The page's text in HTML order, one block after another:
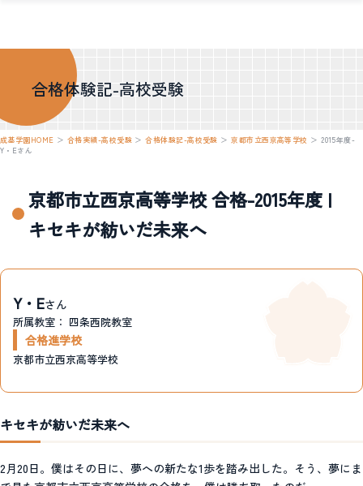
合格体験記-高校受験
成基学園HOME ＞ 合格実績-高校受験 ＞合格体験記-高校受験 ＞京都市立西京高等学校 ＞2015年度-
Y・Eさん
京都市立西京高等学校 合格-2015年度 |
キセキが紡いだ未来へ
Y・Eさん
所属教室： 四条西院教室
合格進学校
京都市立西京高等学校
キセキが紡いだ未来へ
2月20日。僕はその日に、夢への新たな1歩を踏み出した。そう、夢にま